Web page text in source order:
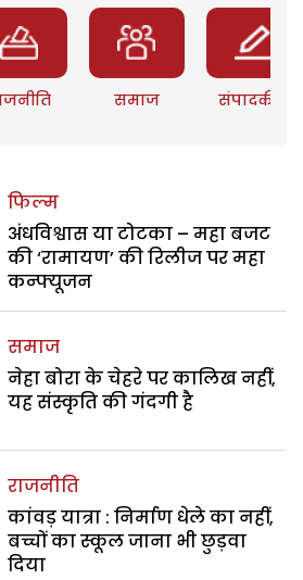
समाज संपादकीय
फिल्म
अंधविश्वास या टोटका – महा बजट
की ‘रामायण’ की रिलीज पर महा
कन्फ्यूजन
समाज
नेहा बोरा के चेहरे पर कालिख नहीं,
यह संस्कृति की गंदगी है
राजनीति
कांवड़ यात्रा : निर्माण धेले का नहीं,
बच्चों का स्कूल जाना भी छुड़वा
दिया